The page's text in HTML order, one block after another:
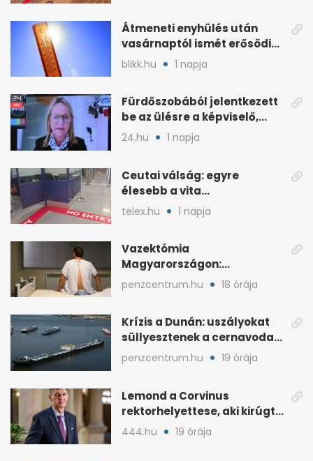
Átmeneti enyhülés után
vasárnaptól ismét erősödik
a hőség
blikk.hu 1 napja
Fürdőszobából jelentkezett
be az ülésre a képviselő,
árny tűnt fel mögötte
24.hu 1 napja
Ceutai válság: egyre
élesebb a vita
Spanyolország és
Olaszország között
telex.hu 1 napja
Vazektómia
Magyarországon:
magánban is akár egy év a
várólista
penzcentrum.hu 18 órája
Krízis a Dunán: uszályokat
süllyesztenek a cernavodai
atomerőműért
penzcentrum.hu 19 órája
Lemond a Corvinus
rektorhelyettese, aki kirúgta
Ádám Zoltánt
444.hu 19 órája